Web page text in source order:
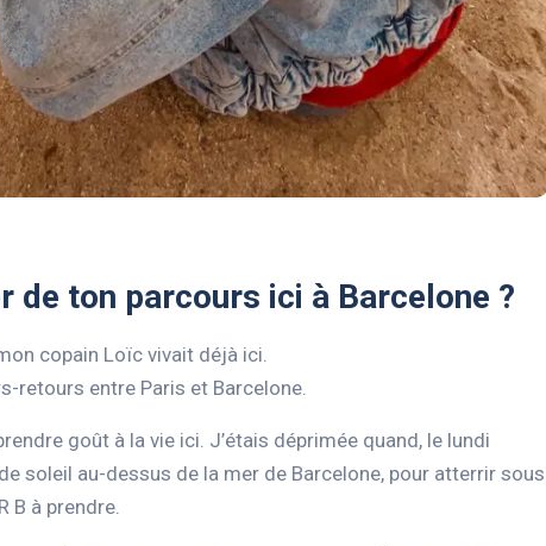
de ton parcours ici à Barcelone ?
copain Loïc vivait déjà ici.
retours entre Paris et Barcelone.
goût à la vie ici. J’étais déprimée quand, le lundi
soleil au-dessus de la mer de Barcelone, pour atterrir sous
B à prendre.